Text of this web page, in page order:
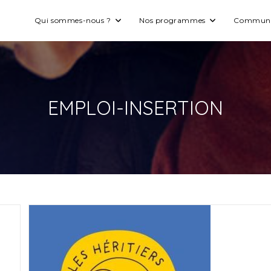
Qui sommes-nous ? Nos programmes
EMPLOI-INSERTION